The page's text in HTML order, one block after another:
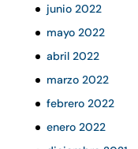
junio 2022
mayo 2022
abril 2022
marzo 2022
febrero 2022
enero 2022